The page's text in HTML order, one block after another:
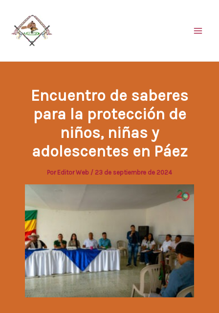
contenido
Encuentro de saberes
para la protección de
niños, niñas y
adolescentes en Páez
Por Editor Web / 23 de septiembre de 2024